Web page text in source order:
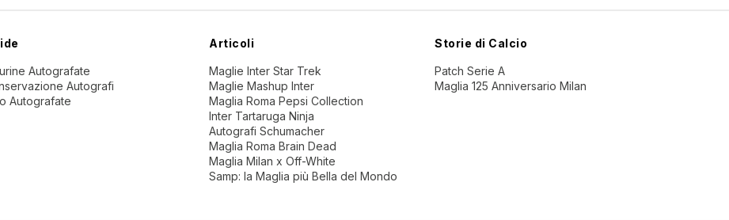
Autografate
Autografi
Autografate
Articoli
Maglie Inter Star Trek
Maglie Mashup Inter
Maglia Roma Pepsi Collection
Inter Tartaruga Ninja
Autografi Schumacher
Maglia Roma Brain Dead
Maglia Milan x Off-White
Samp: la Maglia più Bella del Mondo
Storie di Calcio
Patch Serie A
Maglia 125 Anniversario Milan